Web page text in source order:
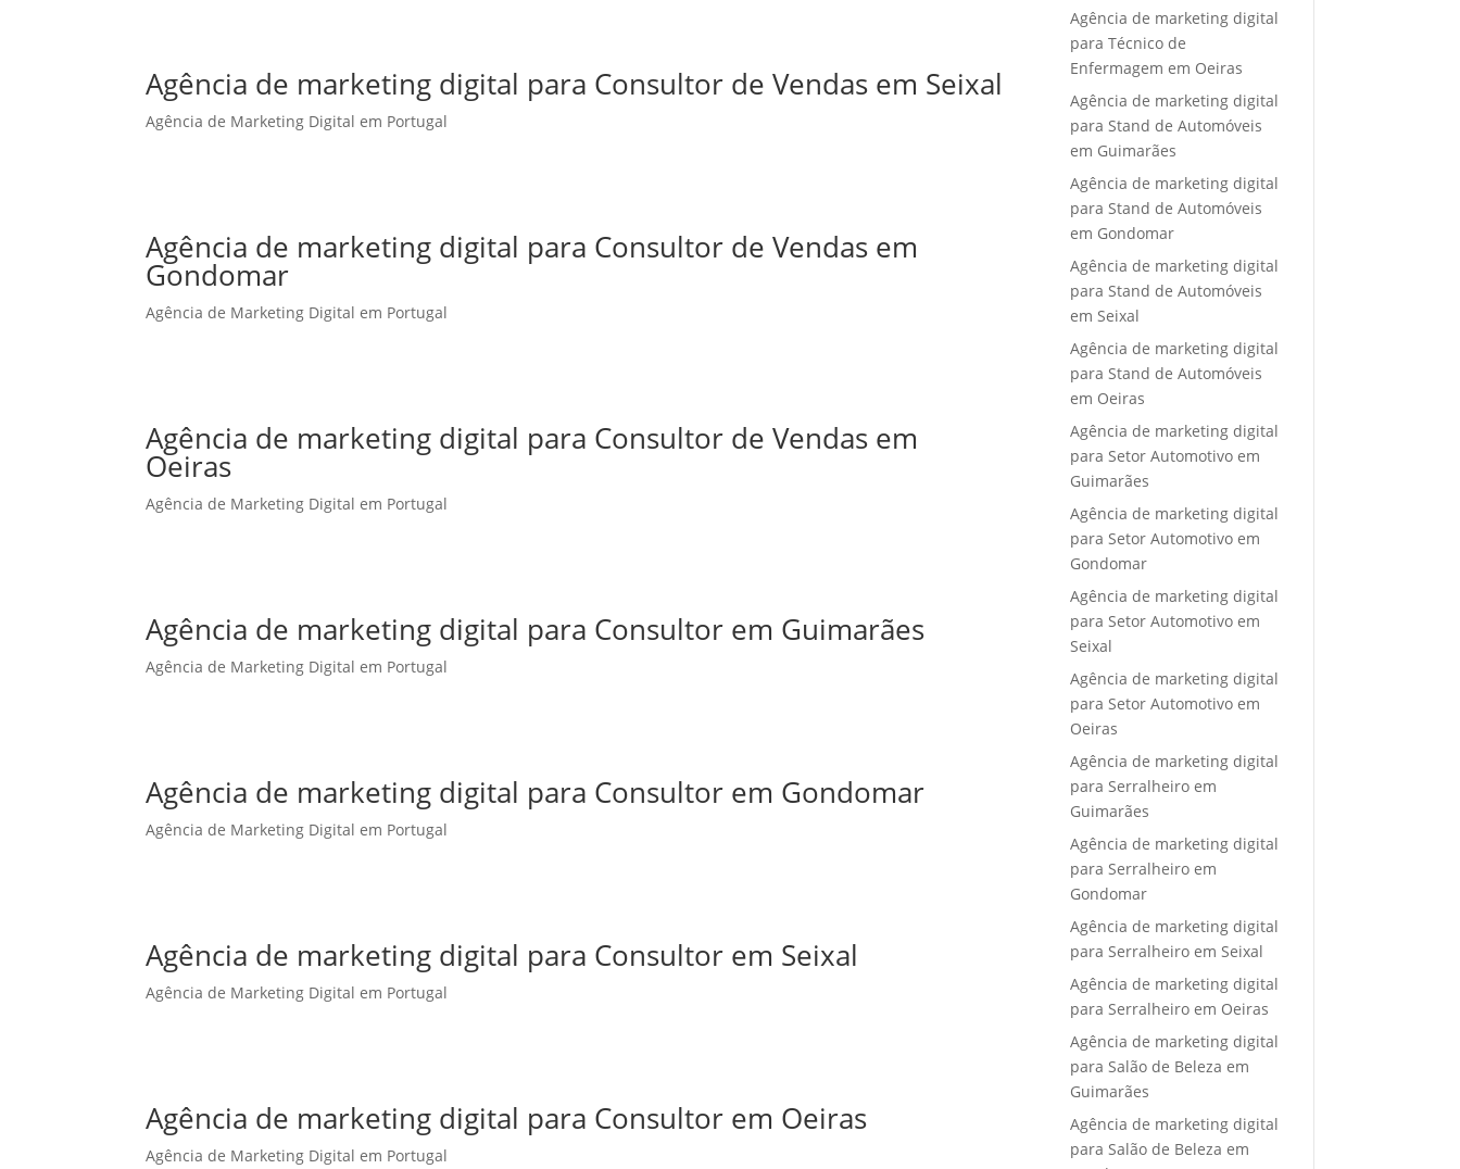
Agência de marketing digital para Consultor de Vendas em Seixal
Agência de Marketing Digital em Portugal
Agência de marketing digital para Consultor de Vendas em
Gondomar
Agência de Marketing Digital em Portugal
Agência de marketing digital para Consultor de Vendas em
Oeiras
Agência de Marketing Digital em Portugal
Agência de marketing digital para Consultor em Guimarães
Agência de Marketing Digital em Portugal
Agência de marketing digital para Consultor em Gondomar
Agência de Marketing Digital em Portugal
Agência de marketing digital para Consultor em Seixal
Agência de Marketing Digital em Portugal
Agência de marketing digital para Consultor em Oeiras
Agência de Marketing Digital em Portugal
Agência de marketing digital
para Técnico de
Enfermagem em Oeiras
Agência de marketing digital
para Stand de Automóveis
em Guimarães
Agência de marketing digital
para Stand de Automóveis
em Gondomar
Agência de marketing digital
para Stand de Automóveis
em Seixal
Agência de marketing digital
para Stand de Automóveis
em Oeiras
Agência de marketing digital
para Setor Automotivo em
Guimarães
Agência de marketing digital
para Setor Automotivo em
Gondomar
Agência de marketing digital
para Setor Automotivo em
Seixal
Agência de marketing digital
para Setor Automotivo em
Oeiras
Agência de marketing digital
para Serralheiro em
Guimarães
Agência de marketing digital
para Serralheiro em
Gondomar
Agência de marketing digital
para Serralheiro em Seixal
Agência de marketing digital
para Serralheiro em Oeiras
Agência de marketing digital
para Salão de Beleza em
Guimarães
Agência de marketing digital
para Salão de Beleza em